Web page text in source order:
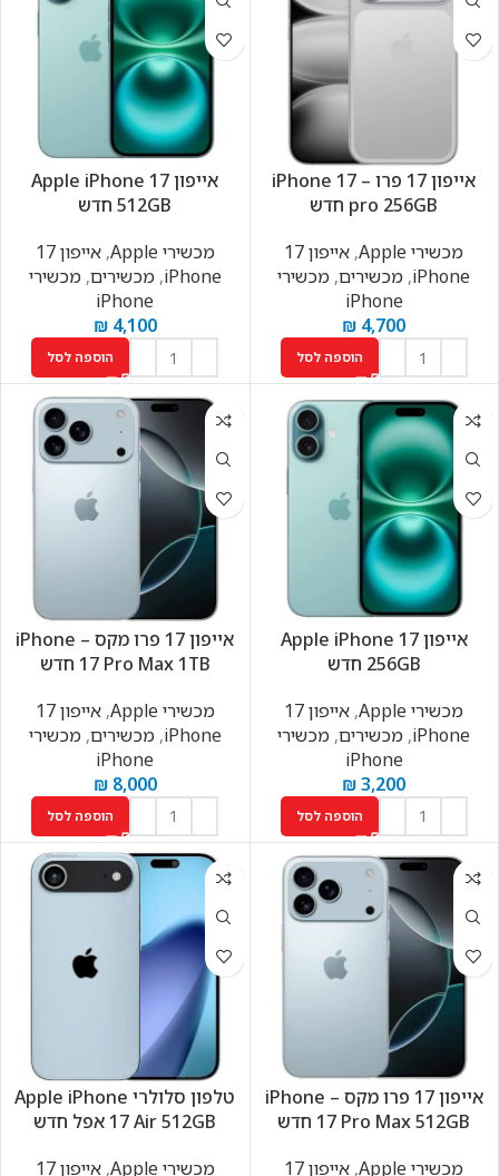
אייפון 17 פרו – iPhone 17
pro 256GB חדש
מכשירי Apple
,
אייפון 17
iPhone
, מכשירים, מכשירי
iPhone
₪ 4,700
הוספה לסל
אייפון Apple iPhone 17
512GB חדש
מכשירי Apple
,
אייפון 17
iPhone
,מכשירים,מכשירי
iPhone
₪4,100
הוספה לסל
אייפון Apple iPhone 17
256GB חדש
מכשירי Apple
,
אייפון 17
iPhone
, מכשירים, מכשירי
iPhone
₪3,200
הוספה לסל
אייפון 17 פרו מקס – iPhone
17 Pro Max 1TB חדש
מכשירי Apple
,
אייפון 17
iPhone
,מכשירים,מכשירי
iPhone
₪8,000
הוספה לסל
אייפון 17 פרו מקס – iPhone
17 Pro Max 512GB חדש
מכשירי Apple
, אייפון 17
טלפון סלולרי Apple iPhone
17 Air 512GB אפל חדש
מכשירי Apple
, אייפון 17